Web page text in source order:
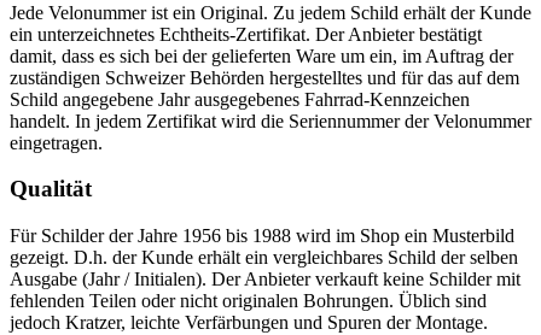
Jede Velonummer ist ein Original. Zu jedem Schild erhält der Kunde
ein unterzeichnetes Echtheits-Zertifikat. Der Anbieter bestätigt
damit, dass es sich bei der gelieferten Ware um ein, im Auftrag der
zuständigen Schweizer Behörden hergestelltes und für das auf dem
Schild angegebene Jahr ausgegebenes Fahrrad-Kennzeichen
handelt. In jedem Zertifikat wird die Seriennummer der Velonummer
eingetragen.
Qualität
Für Schilder der Jahre 1956 bis 1988 wird im Shop ein Musterbild
gezeigt. D.h. der Kunde erhält ein vergleichbares Schild der selben
Ausgabe (Jahr / Initialen). Der Anbieter verkauft keine Schilder mit
fehlenden Teilen oder nicht originalen Bohrungen. Üblich sind
jedoch Kratzer, leichte Verfärbungen und Spuren der Montage.